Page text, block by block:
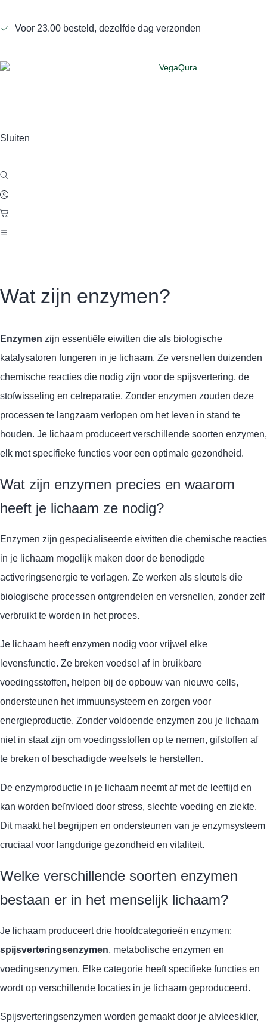
Voor 23.00 besteld, dezelfde dag verzonden
Sluiten
Wat zijn enzymen?
Enzymen zijn essentiële eiwitten die als biologische
katalysatoren fungeren in je lichaam. Ze versnellen duizenden
chemische reacties die nodig zijn voor de spijsvertering, de
stofwisseling en celreparatie. Zonder enzymen zouden deze
processen te langzaam verlopen om het leven in stand te
houden. Je lichaam produceert verschillende soorten enzymen,
elk met specifieke functies voor een optimale gezondheid.
Wat zijn enzymen precies en waarom
heeft je lichaam ze nodig?
Enzymen zijn gespecialiseerde eiwitten die chemische reacties
in je lichaam mogelijk maken door de benodigde
activeringsenergie te verlagen. Ze werken als sleutels die
biologische processen ontgrendelen en versnellen, zonder zelf
verbruikt te worden in het proces.
Je lichaam heeft enzymen nodig voor vrijwel elke
levensfunctie. Ze breken voedsel af in bruikbare
voedingsstoffen, helpen bij de opbouw van nieuwe cells,
ondersteunen het immuunsysteem en zorgen voor
energieproductie. Zonder voldoende enzymen zou je lichaam
niet in staat zijn om voedingsstoffen op te nemen, gifstoffen af
te breken of beschadigde weefsels te herstellen.
De enzymproductie in je lichaam neemt af met de leeftijd en
kan worden beïnvloed door stress, slechte voeding en ziekte.
Dit maakt het begrijpen en ondersteunen van je enzymsysteem
cruciaal voor langdurige gezondheid en vitaliteit.
Welke verschillende soorten enzymen
bestaan er in het menselijk lichaam?
Je lichaam produceert drie hoofdcategorieën enzymen:
spijsverteringsenzymen, metabolische enzymen en
voedingsenzymen. Elke categorie heeft specifieke functies en
wordt op verschillende locaties in je lichaam geproduceerd.
Spijsverteringsenzymen worden gemaakt door je alvleesklier,